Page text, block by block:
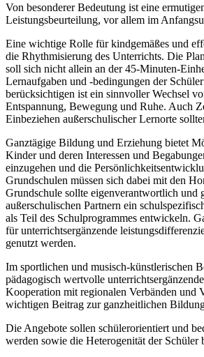
Von besonderer Bedeutung ist eine
Leistungsbeurteilung, vor allem im
Eine wichtige Rolle für kindgemäßes und
die Rhythmisierung des Unterrichts. Die
soll sich nicht allein an der 45-Minuten-
Lernaufgaben und -bedingungen der
berücksichtigen ist ein sinnvoller Wechsel
Entspannung, Bewegung und Ruhe. Auch
Einbeziehen außerschulischer Lernorte
Ganztägige Bildung und Erziehung bietet
Kinder und deren Interessen und
einzugehen und die
Grundschulen müssen sich dabei mit den
Grundschule sollte eigenverantwortlich und
außerschulischen Partnern ein
als Teil des Schulprogrammes entwickeln.
für unterrichtsergänzende
genutzt werden.
Im sportlichen und musisch-künstlerischen
pädagogisch wertvolle
Kooperation mit regionalen Verbänden und
wichtigen Beitrag zur ganzheitlichen
Die Angebote sollen schülerorientiert und
werden sowie die Heterogenität der Schüler